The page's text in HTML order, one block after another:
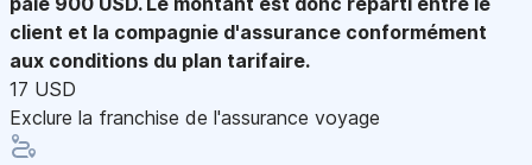
client et la compagnie d'assurance conformément
aux conditions du plan tarifaire.
17 USD
Exclure la franchise de l'assurance voyage